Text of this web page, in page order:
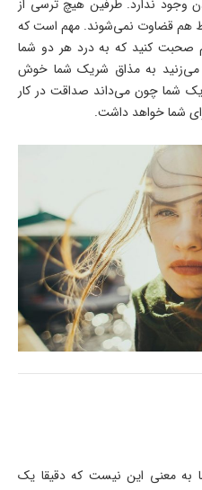
وجود ندارد. طرفین هیچ ترسی از
هم قضاوت نمی‌شوند. مهم است که
صحبت کنید که به درد هر دو شما
می‌زنید به مذاق شریک شما خوش
شما چون می‌داند صداقت در کار
شما خواهد داشت.
به معنی این نیست که دقیقا یک